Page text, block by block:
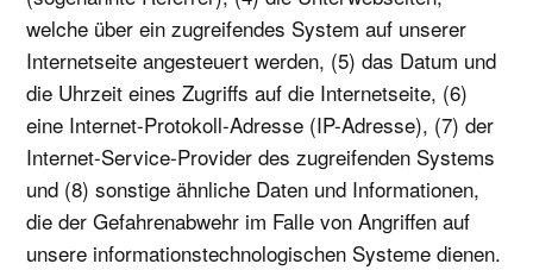
welche über ein zugreifendes System auf unserer
Internetseite angesteuert werden, (5) das Datum und
die Uhrzeit eines Zugriffs auf die Internetseite, (6)
eine Internet-Protokoll-Adresse (IP-Adresse), (7) der
Internet-Service-Provider des zugreifenden Systems
und (8) sonstige ähnliche Daten und Informationen,
die der Gefahrenabwehr im Falle von Angriffen auf
unsere informationstechnologischen Systeme dienen.